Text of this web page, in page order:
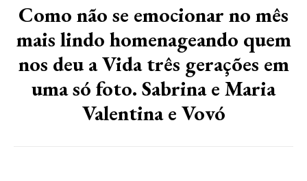
Como não se emocionar no mês
mais lindo homenageando quem
nos deu a Vida três gerações em
uma só foto. Sabrina e Maria
Valentina e Vovó